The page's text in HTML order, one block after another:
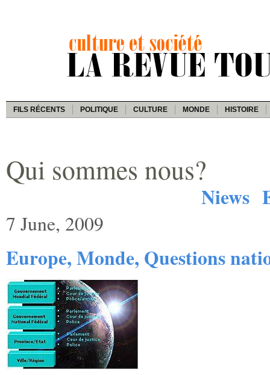
FILS RÉCENTS POLITIQUE CULTURE MONDE HISTOIRE
Qui sommes nous?
Niews
7 June, 2009
Europe, Monde, Questions